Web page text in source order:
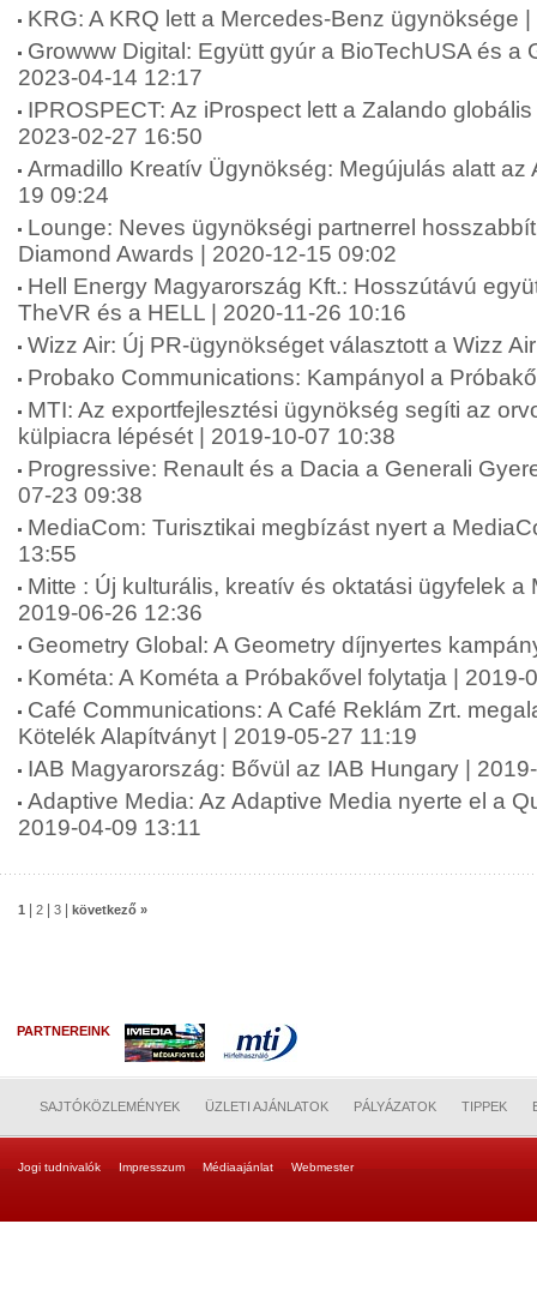
KRG: A KRQ lett a Mercedes-Benz ügynöksége
Growww Digital: Együtt gyúr a BioTechUSA és a
2023-04-14 12:17
IPROSPECT: Az iProspect lett a Zalando
2023-02-27 16:50
Armadillo Kreatív Ügynökség: Megújulás alatt az
19 09:24
Lounge: Neves ügynökségi partnerrel
Diamond Awards | 2020-12-15 09:02
Hell Energy Magyarország Kft.: Hosszútávú
TheVR és a HELL | 2020-11-26 10:16
Wizz Air: Új PR-ügynökséget választott a Wizz
Probako Communications: Kampányol a
MTI: Az exportfejlesztési ügynökség segíti az
külpiacra lépését | 2019-10-07 10:38
Progressive: Renault és a Dacia a Generali
07-23 09:38
MediaCom: Turisztikai megbízást nyert a
13:55
Mitte : Új kulturális, kreatív és oktatási ügyfelek a
2019-06-26 12:36
Geometry Global: A Geometry díjnyertes
Kométa: A Kométa a Próbakővel folytatja | 2019-
Café Communications: A Café Reklám Zrt.
Kötelék Alapítványt | 2019-05-27 11:19
IAB Magyarország: Bővül az IAB Hungary |
Adaptive Media: Az Adaptive Media nyerte el a
2019-04-09 13:11
1 2 3 következő »
PARTNEREINK
SAJTÓKÖZLEMÉNYEK ÜZLETI AJÁNLATOK PÁLYÁZATOK TIPPEK
Jogi tudnivalók Impresszum Médiaajánlat Webmester